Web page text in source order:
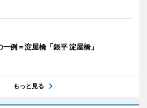
一例＝淀屋橋「銀平 淀屋橋」
もっと見る